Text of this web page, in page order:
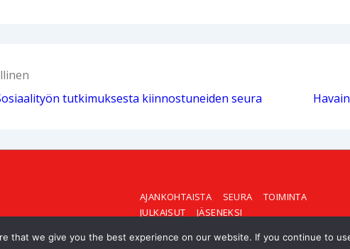
tutkimuksesta kiinnostuneiden seura
SIVUN
ALAREUNAN
AJANKOHTAISTA SEURA
TOIMINTA
JULKAISUT
JÄSENEKSI
that we give you the best experience on our website. If you continue to